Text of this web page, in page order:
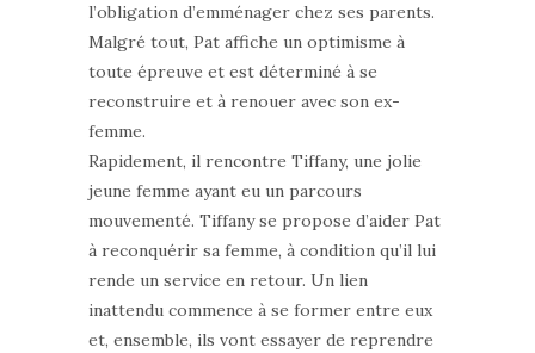
l’obligation d’emménager chez ses parents.
Malgré tout, Pat affiche un optimisme à
toute épreuve et est déterminé à se
reconstruire et à renouer avec son ex-
femme.
Rapidement, il rencontre Tiffany, une jolie
jeune femme ayant eu un parcours
mouvementé. Tiffany se propose d’aider Pat
à reconquérir sa femme, à condition qu’il lui
rende un service en retour. Un lien
inattendu commence à se former entre eux
et, ensemble, ils vont essayer de reprendre